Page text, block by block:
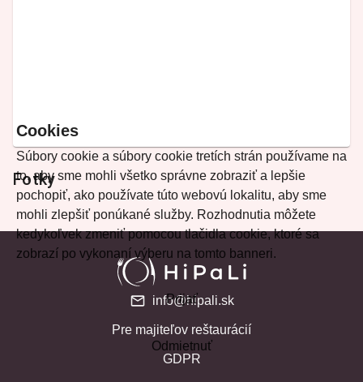
Fotky
Cookies
Súbory cookie a súbory cookie tretích strán používame na
to, aby sme mohli všetko správne zobraziť a lepšie
pochopiť, ako používate túto webovú lokalitu, aby sme
mohli zlepšiť ponúkané služby. Rozhodnutia môžete
kedykoľvek zmeniť pomocou tlačidla cookie, ktoré sa
zobrazí po vykonaní výberu na tomto banneri.
Prijať
Odmietnuť
info@hipali.sk
Pre majiteľov reštaurácií
GDPR